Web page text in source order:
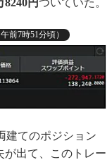
前7時51分頃）
建てのポジション
が出て、このトレー